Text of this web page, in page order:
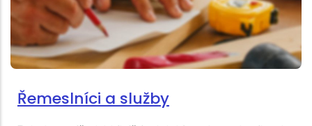
Řemeslníci a služby